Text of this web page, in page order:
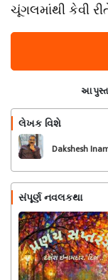
ચૂંગલમાંથી કેવી
આ
લેખક વિશે
Dakshesh
સંપૂર્ણ નવલકથા